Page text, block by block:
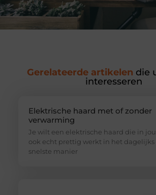
Gerelateerde artikelen die
interesseren
Elektrische haard met of zonder
verwarming
Je wilt een elektrische haard die in
ook echt prettig werkt in het dagelijks
snelste manier